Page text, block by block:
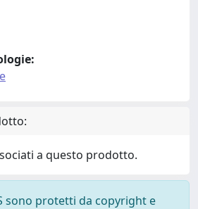
a questo prodotto.
sono protetti da copyright e